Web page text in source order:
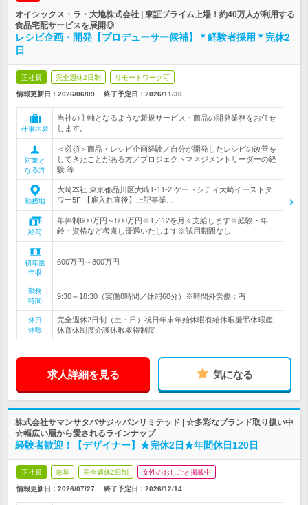
オイシックス・ラ・大地株式会社 | 東証プライム上場！約40万人が利用する
食品宅配サービスを展開◎
レシピ企画・開発【プロデューサー候補】＊経験者採用＊完休2
日
正社員 完全週休2日制 リモートワーク可
情報更新日：2026/06/09 終了予定日： 2026/11/30
仕事内容
当社の主軸となるような新規サービス・商品の開発業務をお任せ
します。
対象と
なる方
＜必須＞商品・レシピ企画経験／自分が開発したレシピの改善を
してきたことがある方／プロジェクトマネジメントリーダーの経
験 等
勤務地
大崎本社 東京都品川区大崎1-11-2 ゲートシティ大崎イーストタ
ワー5F 【雇入れ直後】上記事業…
給与
年俸制600万円～800万円※1／12を月々支給します※経験・年
齢・資格など考慮し優遇いたします※試用期間なし
初年度
年収
600万円～800万円
勤務
時間
9:30～18:30（実働8時間／休憩60分）※時間外労働：有
休日
休暇
完全週休2日制（土・日）祝日年末年始休暇有給休暇慶弔休暇産
休育休制度介護休暇取得制度
求人詳細を見る 気になる
株式会社サマンサタバサジャパンリミテッド | ☆多彩なブランド取り扱い中
☆幅広い層から愛されるラインナップ
経験者歓迎！【デザイナー】★完休2日★年間休日120日
正社員 急募 完全週休2日制 女性のおしごと掲載中
情報更新日：2026/07/27 終了予定日： 2026/12/14